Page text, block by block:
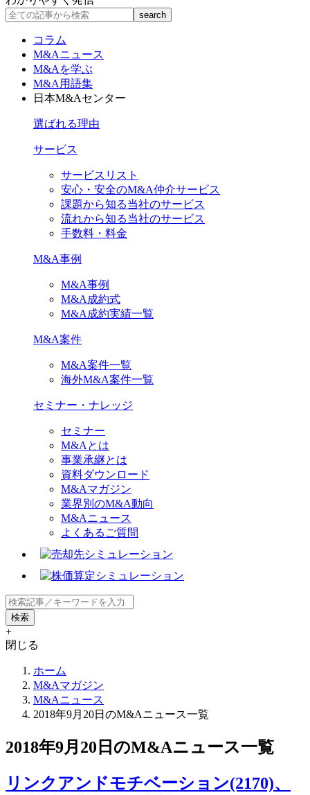
コラム
M&Aニュース
M&Aを学ぶ
M&A用語集
日本M&Aセンター
選ばれる理由
サービス
サービスリスト
安心・安全のM&A仲介サービス
課題から知る当社のサービス
流れから知る当社のサービス
手数料・料金
M&A事例
M&A事例
M&A成約式
M&A成約実績一覧
M&A案件
M&A案件一覧
海外M&A案件一覧
セミナー・ナレッジ
セミナー
M&Aとは
事業承継とは
資料ダウンロード
M&Aマガジン
業界別のM&A動向
M&Aニュース
よくあるご質問
+
閉じる
ホーム
M&Aマガジン
M&Aニュース
2018年9月20日のM&Aニュース一覧
2018年9月20日のM&Aニュース一覧
リンクアンドモチベーション(2170)、